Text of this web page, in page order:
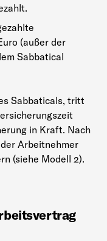
(außer der
Sabbatical
Sabbaticals, tritt
in Kraft. Nach
Arbeitnehmer
(siehe Modell 2).